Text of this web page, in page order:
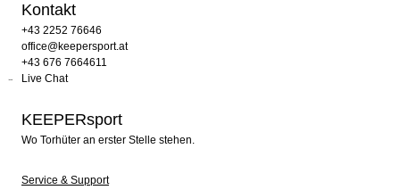
Kontakt
+43 2252 76646
office@keepersport.at
+43 676 7664611
Live Chat
KEEPERsport
Wo Torhüter an erster Stelle stehen.
Service & Support